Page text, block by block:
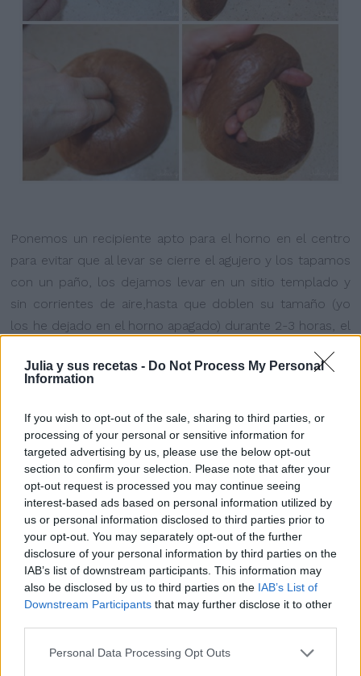
Julia y sus recetas - Do Not Process My Personal
Information
If you wish to opt-out of the sale, sharing to third parties, or
processing of your personal or sensitive information for
targeted advertising by us, please use the below opt-out
section to confirm your selection. Please note that after your
opt-out request is processed you may continue seeing
interest-based ads based on personal information utilized by
us or personal information disclosed to third parties prior to
your opt-out. You may separately opt-out of the further
disclosure of your personal information by third parties on the
IAB’s list of downstream participants. This information may
also be disclosed by us to third parties on the IAB’s List of
Downstream Participants that may further disclose it to other
Personal Data Processing Opt Outs
Ponemos un recipiente apto para el horno en el centro
para evitar que al levar se cierre el agujero y los tapamos
con un paño, los dejamos levar en un sitio templado y
sin corrientes de aire,hasta que doblen su tamaño (yo
los he dejado en el horno apagado) durante 2-3 horas, el
disminuir el tiempo si calentáis el horno a 50º y lo
Los pintamos con huevo batido y los horneamos con el
horno precalentado a 180º aproximadamente 20
minutos con calor arriba y abajo, pero sin aire. En mi
horno el primer roscón lo dejé 20 minutos y se tostó
demasiado, el siguiente lo tuve 15 minutos y estaba
perfecto...pero ya sabéis, depende de los hornos...
Lo dejamos enfriar y le quitamos el recipiente central.